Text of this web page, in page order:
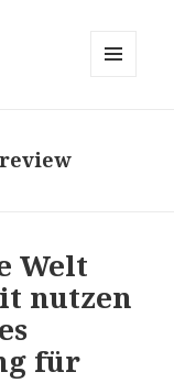
Welt
nutzen
für